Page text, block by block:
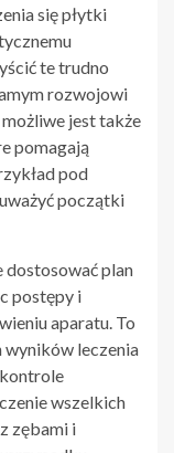
się płytki
te trudno
rozwojowi
jest także
pomagają
pod
początki
dostosować plan
postępy i
aparatu. To
wyników leczenia
wszelkich
zębami i